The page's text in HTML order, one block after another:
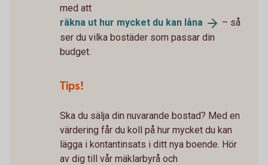
med att
räkna ut hur mycket du kan låna
– så
ser du vilka bostäder som passar din
budget.
Tips!
Ska du sälja din nuvarande bostad? Med en
värdering får du koll på hur mycket du kan
lägga i kontantinsats i ditt nya boende. Hör
av dig till vår mäklarbyrå och